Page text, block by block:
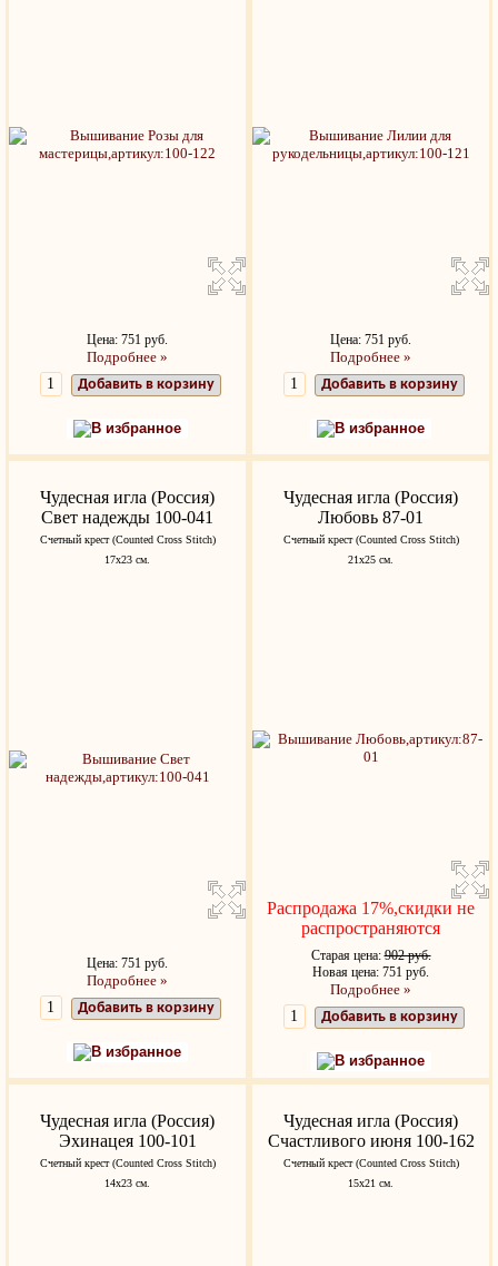
Цена: 751 руб.
Подробнее »
Добавить в корзину
В избранное
Цена: 751 руб.
Подробнее »
Добавить в корзину
В избранное
Чудесная игла (Россия)
Свет надежды 100-041
Счетный крест (Counted Cross Stitch)
17х23 см.
Цена: 751 руб.
Подробнее »
Добавить в корзину
В избранное
Чудесная игла (Россия)
Любовь 87-01
Счетный крест (Counted Cross Stitch)
21x25 см.
Распродажа 17%,скидки не
распространяются
Старая цена:902 руб.
Новая цена: 751 руб.
Подробнее »
Добавить в корзину
В избранное
Чудесная игла (Россия)
Эхинацея 100-101
Счетный крест (Counted Cross Stitch)
14x23 см.
Чудесная игла (Россия)
Счастливого июня 100-162
Счетный крест (Counted Cross Stitch)
15х21 см.